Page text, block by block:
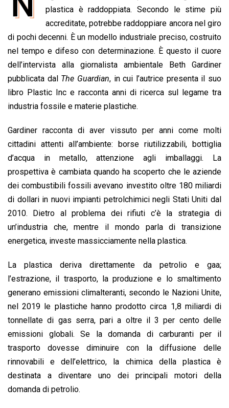
e
o
o
k
t
s
A
p
k
e
d
I
e
a
d
s
i
l
y
L
i
n
k
n
t
plastica è raddoppiata. Secondo le stime più
accreditate, potrebbe raddoppiare ancora nel giro
di pochi decenni. È un modello industriale preciso, costruito
nel tempo e difeso con determinazione. È questo il cuore
dell’intervista alla giornalista ambientale Beth Gardiner
pubblicata dal The Guardian, in cui l’autrice presenta il suo
libro Plastic Inc e racconta anni di ricerca sul legame tra
industria fossile e materie plastiche.
Gardiner racconta di aver vissuto per anni come molti
cittadini attenti all’ambiente: borse riutilizzabili, bottiglia
d’acqua in metallo, attenzione agli imballaggi. La
prospettiva è cambiata quando ha scoperto che le aziende
dei combustibili fossili avevano investito oltre 180 miliardi
di dollari in nuovi impianti petrolchimici negli Stati Uniti dal
2010. Dietro al problema dei rifiuti c’è la strategia di
un’industria che, mentre il mondo parla di transizione
energetica, investe massicciamente nella plastica.
La plastica deriva direttamente da petrolio e gaa;
l’estrazione, il trasporto, la produzione e lo smaltimento
generano emissioni climalteranti, secondo le Nazioni Unite,
nel 2019 le plastiche hanno prodotto circa 1,8 miliardi di
tonnellate di gas serra, pari a oltre il 3 per cento delle
emissioni globali. Se la domanda di carburanti per il
trasporto dovesse diminuire con la diffusione delle
rinnovabili e dell’elettrico, la chimica della plastica è
destinata a diventare uno dei principali motori della
domanda di petrolio.